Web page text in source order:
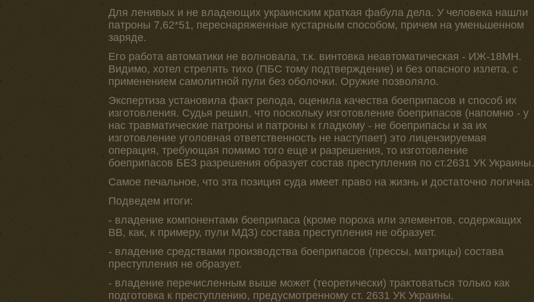
Для ленивых и не владеющих украинским краткая фабула дела. У человека нашли
патроны 7,62*51, переснаряженные кустарным способом, причем на уменьшенном
заряде.
Его работа автоматики не волновала, т.к. винтовка неавтоматическая - ИЖ-18МН.
Видимо, хотел стрелять тихо (ПБС тому подтверждение) и без опасного излета, с
применением самолитной пули без оболочки. Оружие позволяло.
Экспертиза установила факт релода, оценила качества боеприпасов и способ их
изготовления. Судья решил, что поскольку изготовление боеприпасов (напомню - у
нас травматические патроны и патроны к гладкому - не боеприпасы и за их
изготовление уголовная ответственность не наступает) это лицензируемая
операция, требующая помимо того еще и разрешения, то изготовление
боеприпасов БЕЗ разрешения образует состав преступления по ст.2631 УК Украины.
Самое печальное, что эта позиция суда имеет право на жизнь и достаточно логична.
Подведем итоги:
- владение компонентами боеприпаса (кроме пороха или элементов, содержащих
ВВ, как, к примеру, пули МДЗ) состава преступления не образует.
- владение средствами производства боеприпасов (прессы, матрицы) состава
преступления не образует.
- владение перечисленным выше может (теоретически) трактоваться только как
подготовка к преступлению, предусмотренному ст. 2631 УК Украины.